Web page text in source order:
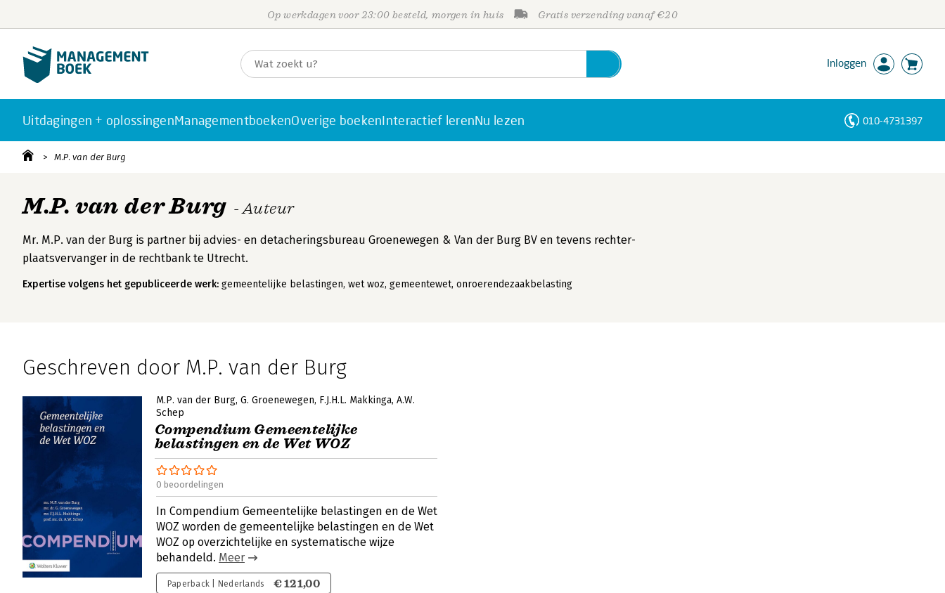
Op werkdagen voor 23:00 besteld, morgen in huis Gratis verzending vanaf €20
Inloggen
Uitdagingen + oplossingenManagementboekenOverige boekenInteractief lerenNu lezen 010-4731397
M.P. van der Burg
M.P. van der Burg - Auteur
Mr. M.P. van der Burg is partner bij advies- en detacheringsbureau Groenewegen & Van der Burg BV en tevens rechter-
plaatsvervanger in de rechtbank te Utrecht.
Expertise volgens het gepubliceerde werk: gemeentelijke belastingen, wet woz, gemeentewet, onroerendezaakbelasting
Geschreven door M.P. van der Burg
M.P. van der Burg G. Groenewegen F.J.H.L. Makkinga A.W.
Schep
Compendium Gemeentelijke
belastingen en de Wet WOZ
0 beoordelingen
In Compendium Gemeentelijke belastingen en de Wet
WOZ worden de gemeentelijke belastingen en de Wet
WOZ op overzichtelijke en systematische wijze
behandeld. Meer
Paperback | Nederlands € 121,00
Personen